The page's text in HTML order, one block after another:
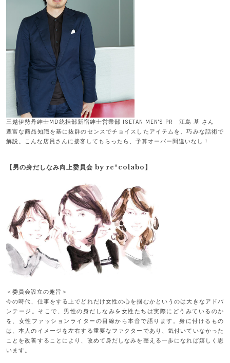
三越伊勢丹紳士MD統括部新宿紳士営業部 ISETAN MEN'S PR 江島 基 さん
豊富な商品知識を基に抜群のセンスでチョイスしたアイテムを、巧みな話術で
解説。こんな店員さんに接客してもらったら、予算オーバー間違いなし！
【男の身だしなみ向上委員会 by re*colabo】
＜委員会設立の趣旨＞
今の時代、仕事をする上でどれだけ女性の心を掴むかというのは大きなアドバ
ンテージ。そこで、男性の身だしなみを女性たちは実際にどうみているのか
を、女性ファッションライターの目線から本音で語ります。身に付けるもの
は、本人のイメージを左右する重要なファクターであり、気付いていなかった
ことを改善することにより、改めて身だしなみを整える一歩になれば嬉しく思
います。